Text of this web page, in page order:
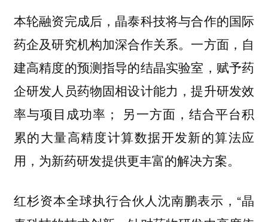
本轮融资完成后，晶泰科技将与合作的国际
药企及研究机构加深合作关系。一方面， 自
建高精度的预测指导的结晶实验室 ，赋予药
企研发人员药物固相设计能力，提升研发效
率与项目成功率； 另一方面， 结合平台积
累的大量高精度计算数据开发新的算法应
用，为新药研发提供更丰富的解决方案。
红杉资本全球执行合伙人沈南鹏表示，“晶